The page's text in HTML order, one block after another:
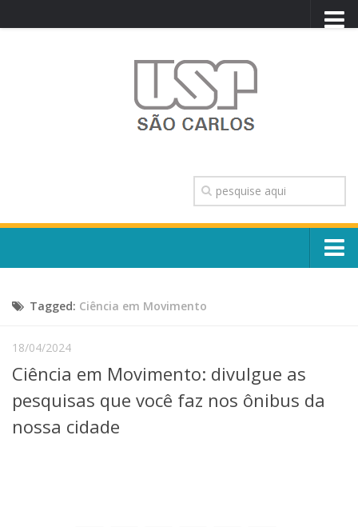
TRANSPARÊNCIA
OUVIDORIA
CONTATO
Escola, Institutos e Órgãos
Núcleos e Comissões
Telefones e Mapas
Pessoas
Ensino
Graduação
Tagged: Ciência em Movimento
18/04/2024
Ciência em Movimento: divulgue as
pesquisas que você faz nos ônibus da
nossa cidade